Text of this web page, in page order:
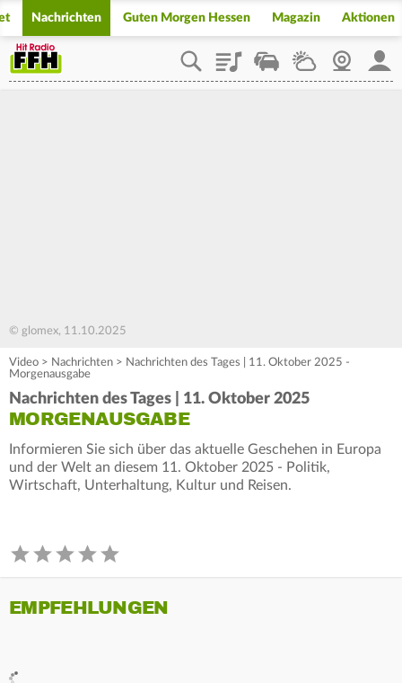
Nachrichten Guten Morgen Hessen Magazin Aktionen
PlaylistStaupilotWetterWebcam
© glomex, 11.10.2025
Video > Nachrichten > Nachrichten des Tages | 11. Oktober 2025 -
Morgenausgabe
Nachrichten des Tages | 11. Oktober 2025
MORGENAUSGABE
Informieren Sie sich über das aktuelle Geschehen in Europa
und der Welt an diesem 11. Oktober 2025 - Politik,
Wirtschaft, Unterhaltung, Kultur und Reisen.
EMPFEHLUNGEN